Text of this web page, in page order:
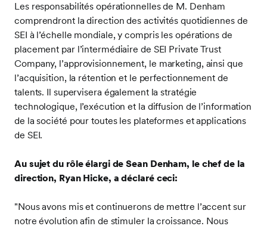
Les responsabilités opérationnelles de M. Denham
comprendront la direction des activités quotidiennes de
SEI à l’échelle mondiale, y compris les opérations de
placement par l’intermédiaire de SEI Private Trust
Company, l’approvisionnement, le marketing, ainsi que
l’acquisition, la rétention et le perfectionnement de
talents. Il supervisera également la stratégie
technologique, l’exécution et la diffusion de l’information
de la société pour toutes les plateformes et applications
de SEI.
Au sujet du rôle élargi de Sean Denham, le chef de la
direction, Ryan Hicke, a déclaré ceci:
"Nous avons mis et continuerons de mettre l’accent sur
notre évolution afin de stimuler la croissance. Nous